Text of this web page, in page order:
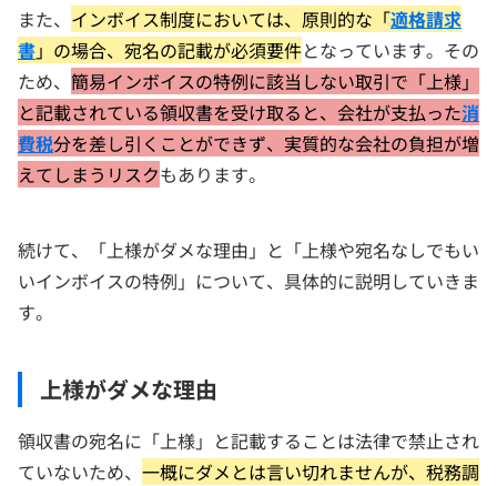
また、 インボイス制度においては、原則的な「適格請求
書」の場合、宛名の記載が必須要件となっています。その
ため、 簡易インボイスの特例に該当しない取引で「上様」
と記載されている領収書を受け取ると、会社が支払った消
費税分を差し引くことができず、実質的な会社の負担が増
えてしまうリスクもあります。
続けて、「上様がダメな理由」と「上様や宛名なしでもい
いインボイスの特例」について、具体的に説明していきま
す。
上様がダメな理由
領収書の宛名に「上様」と記載することは法律で禁止され
ていないため、 一概にダメとは言い切れませんが、税務調